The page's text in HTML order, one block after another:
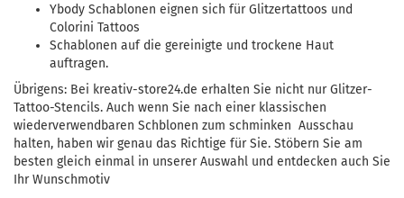
Ybody Schablonen eignen sich für Glitzertattoos und
Colorini Tattoos
Schablonen auf die gereinigte und trockene Haut
auftragen.
Übrigens: Bei kreativ-store24.de erhalten Sie nicht nur Glitzer-
Tattoo-Stencils. Auch wenn Sie nach einer klassischen
wiederverwendbaren Schblonen zum schminken Ausschau
halten, haben wir genau das Richtige für Sie. Stöbern Sie am
besten gleich einmal in unserer Auswahl und entdecken auch Sie
Ihr Wunschmotiv